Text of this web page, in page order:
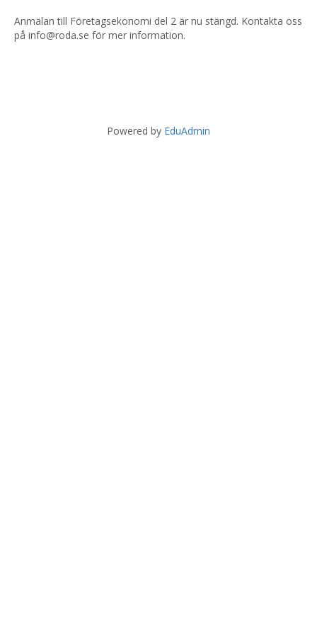
Anmälan till Företagsekonomi del 2 är nu stängd. Kontakta oss
på info@roda.se för mer information.
Powered by EduAdmin